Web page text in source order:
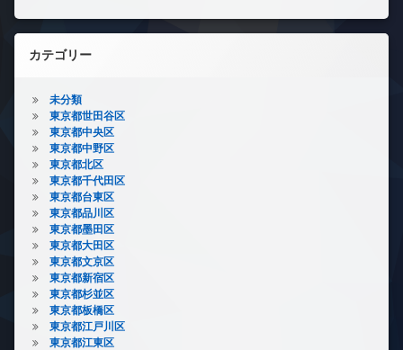
カテゴリー
未分類
東京都世田谷区
東京都中央区
東京都中野区
東京都北区
東京都千代田区
東京都台東区
東京都品川区
東京都墨田区
東京都大田区
東京都文京区
東京都新宿区
東京都杉並区
東京都板橋区
東京都江戸川区
東京都江東区